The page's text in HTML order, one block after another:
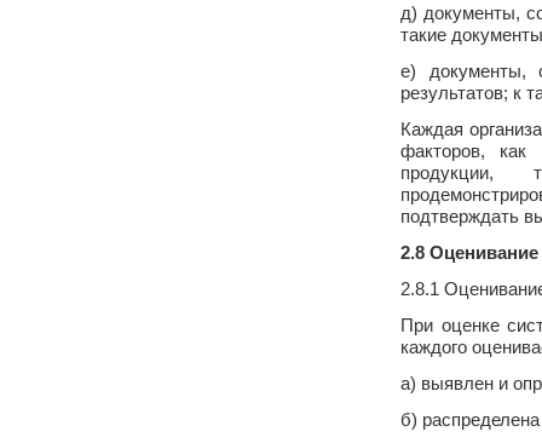
д) документы,
такие
е) документы,
результатов; к
Каждая
факторов, как
продукции,
подтверждать
2.8
2.8.1
При оценке
каждого
а) выявлен и
б)